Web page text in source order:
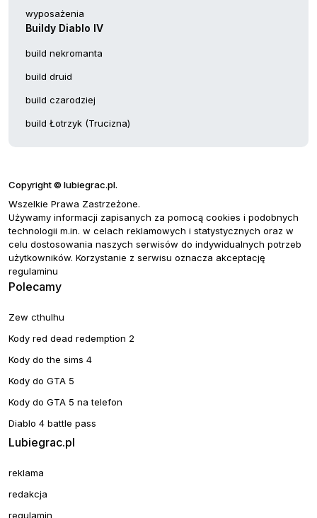
wyposażenia
Buildy Diablo IV
build nekromanta
build druid
build czarodziej
build Łotrzyk (Trucizna)
Copyright © lubiegrac.pl.
Wszelkie Prawa Zastrzeżone.
Używamy informacji zapisanych za pomocą cookies i podobnych
technologii m.in. w celach reklamowych i statystycznych oraz w
celu dostosowania naszych serwisów do indywidualnych potrzeb
użytkowników. Korzystanie z serwisu oznacza akceptację
regulaminu
Polecamy
Zew cthulhu
Kody red dead redemption 2
Kody do the sims 4
Kody do GTA 5
Kody do GTA 5 na telefon
Diablo 4 battle pass
Lubiegrac.pl
reklama
redakcja
regulamin